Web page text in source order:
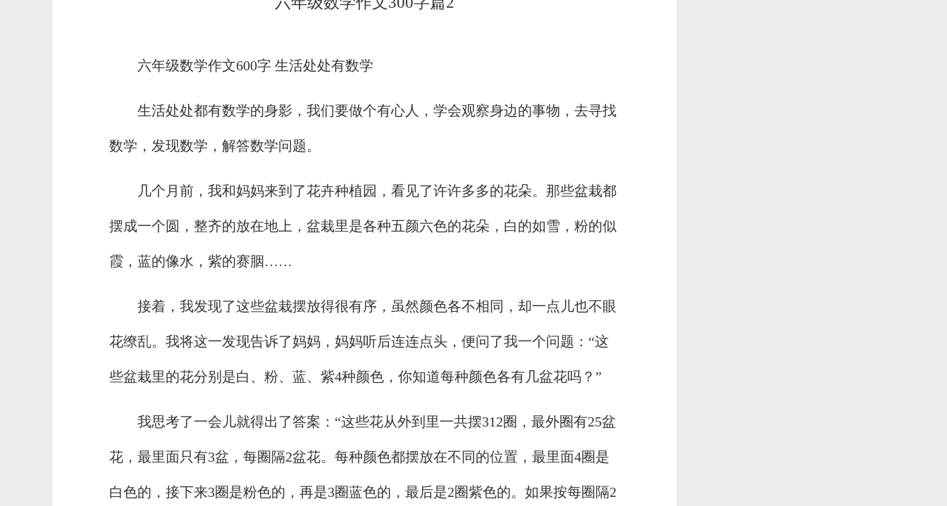
六年级数学作文600字 生活处处有数学
生活处处都有数学的身影，我们要做个有心人，学会观察身边的事物，去寻找
数学，发现数学，解答数学问题。
几个月前，我和妈妈来到了花卉种植园，看见了许许多多的花朵。那些盆栽都
摆成一个圆，整齐的放在地上，盆栽里是各种五颜六色的花朵，白的如雪，粉的似
霞，蓝的像水，紫的赛胭……
接着，我发现了这些盆栽摆放得很有序，虽然颜色各不相同，却一点儿也不眼
花缭乱。我将这一发现告诉了妈妈，妈妈听后连连点头，便问了我一个问题：“这
些盆栽里的花分别是白、粉、蓝、紫4种颜色，你知道每种颜色各有几盆花吗？”
我思考了一会儿就得出了答案：“这些花从外到里一共摆312圈，最外圈有25盆
花，最里面只有3盆，每圈隔2盆花。每种颜色都摆放在不同的位置，最里面4圈是
白色的，接下来3圈是粉色的，再是3圈蓝色的，最后是2圈紫色的。如果按每圈隔2